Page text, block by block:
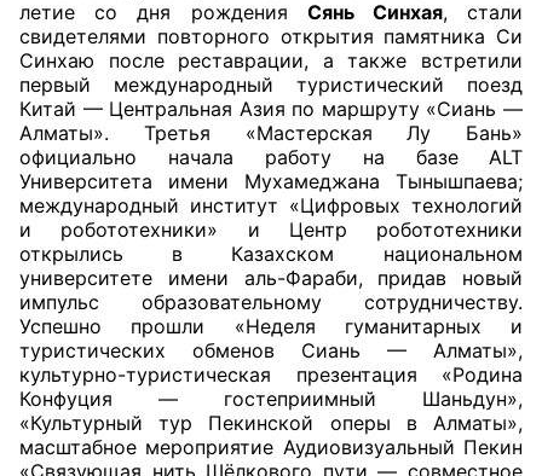
летие со дня рождения Сянь Синхая, стали
свидетелями повторного открытия памятника Си
Синхаю после реставрации, а также встретили
первый международный туристический поезд
Китай — Центральная Азия по маршруту «Сиань —
Алматы». Третья «Мастерская Лу Бань»
официально начала работу на базе
ALT
Университета имени Мухамеджана Тынышпаева;
международный институт «Цифровых технологий
и робототехники» и Центр робототехники
открылись
в Казахском национальном
университете имени аль-Фараби, придав новый
импульс образовательному сотрудничеству.
Успешно прошли «Неделя гуманитарных и
туристических обменов Сиань — Алматы»,
культурно-туристическая презентация «Родина
Конфуция — гостеприимный Шаньдун»,
«Культурный тур Пекинской оперы в Алматы»,
масштабное мероприятие Аудиовизуальный Пекин
«Связующая нить Шёлкового пути — совместное